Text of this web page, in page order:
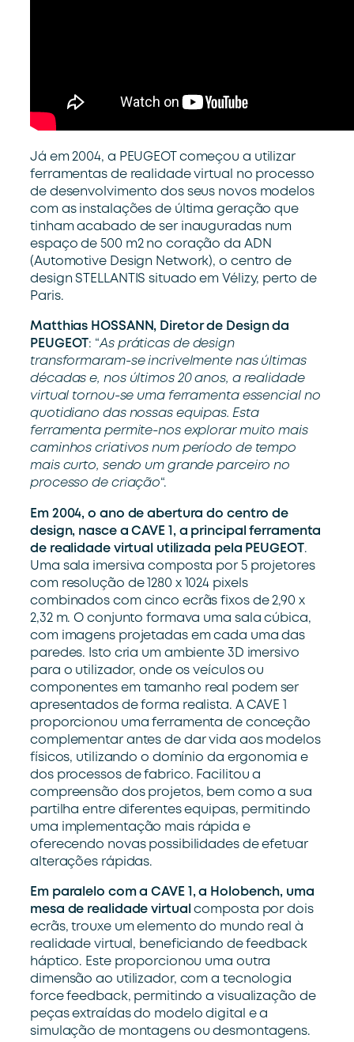
Já em 2004, a PEUGEOT começou a utilizar
ferramentas de realidade virtual no processo
de desenvolvimento dos seus novos modelos
com as instalações de última geração que
tinham acabado de ser inauguradas num
espaço de 500 m2 no coração da ADN
(Automotive Design Network), o centro de
design STELLANTIS situado em Vélizy, perto de
Paris.
Matthias HOSSANN, Diretor de Design da
PEUGEOT : “As práticas de design
transformaram-se incrivelmente nas últimas
décadas e, nos últimos 20 anos, a realidade
virtual tornou-se uma ferramenta essencial no
quotidiano das nossas equipas. Esta
ferramenta permite-nos explorar muito mais
caminhos criativos num período de tempo
mais curto, sendo um grande parceiro no
processo de criação“.
Em 2004, o ano de abertura do centro de
design, nasce a CAVE 1, a principal ferramenta
de realidade virtual utilizada pela PEUGEOT.
Uma sala imersiva composta por 5 projetores
com resolução de 1280 x 1024 pixels
combinados com cinco ecrãs fixos de 2,90 x
2,32 m. O conjunto formava uma sala cúbica,
com imagens projetadas em cada uma das
paredes. Isto cria um ambiente 3D imersivo
para o utilizador, onde os veículos ou
componentes em tamanho real podem ser
apresentados de forma realista. A CAVE 1
proporcionou uma ferramenta de conceção
complementar antes de dar vida aos modelos
físicos, utilizando o domínio da ergonomia e
dos processos de fabrico. Facilitou a
compreensão dos projetos, bem como a sua
partilha entre diferentes equipas, permitindo
uma implementação mais rápida e
oferecendo novas possibilidades de efetuar
alterações rápidas.
Em paralelo com a CAVE 1, a Holobench, uma
mesa de realidade virtual composta por dois
ecrãs, trouxe um elemento do mundo real à
realidade virtual, beneficiando de feedback
háptico. Este proporcionou uma outra
dimensão ao utilizador, com a tecnologia
force feedback, permitindo a visualização de
peças extraídas do modelo digital e a
simulação de montagens ou desmontagens.